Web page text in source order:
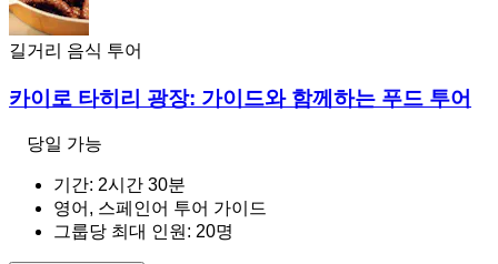
길거리 음식 투어
카이로 타히리 광장: 가이드와 함께하는 푸드 투어
당일 가능
기간: 2시간 30분
영어, 스페인어 투어 가이드
그룹당 최대 인원: 20명